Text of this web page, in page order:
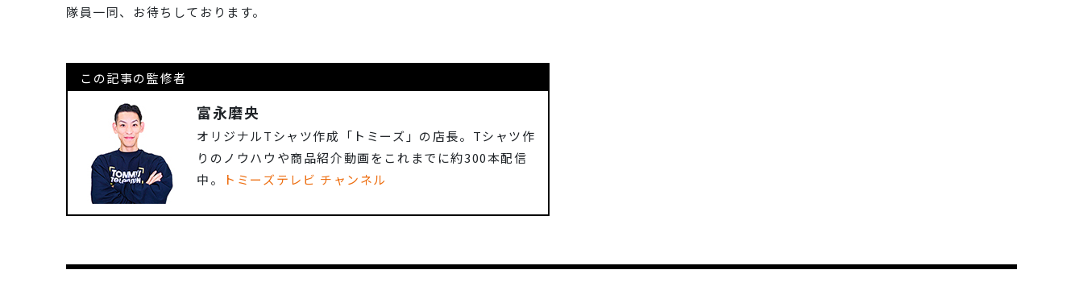
隊員一同、お待ちしております。
この記事の監修者
富永磨央
オリジナルTシャツ作成「トミーズ」の店長。Tシャツ作
りのノウハウや商品紹介動画をこれまでに約300本配信
中。
トミーズテレビ チャンネル